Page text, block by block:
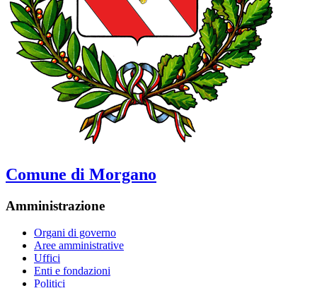
Comune di Morgano
Amministrazione
Organi di governo
Aree amministrative
Uffici
Enti e fondazioni
Politici